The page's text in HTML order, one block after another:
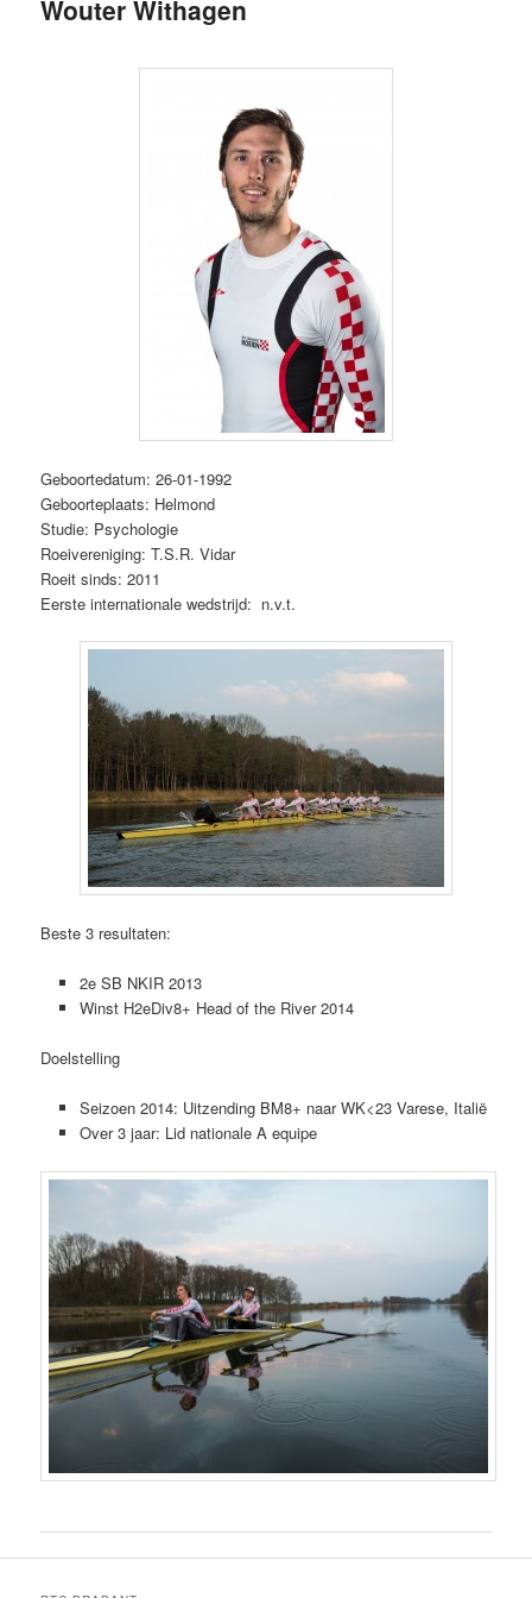
Wouter Withagen
Geboortedatum: 26-01-1992
Geboorteplaats: Helmond
Studie: Psychologie
Roeivereniging: T.S.R. Vidar
Roeit sinds: 2011
Eerste internationale wedstrijd: n.v.t.
Beste 3 resultaten:
2e SB NKIR 2013
Winst H2eDiv8+ Head of the River 2014
Doelstelling
Seizoen 2014: Uitzending BM8+ naar WK<23 Varese, Italië
Over 3 jaar: Lid nationale A equipe